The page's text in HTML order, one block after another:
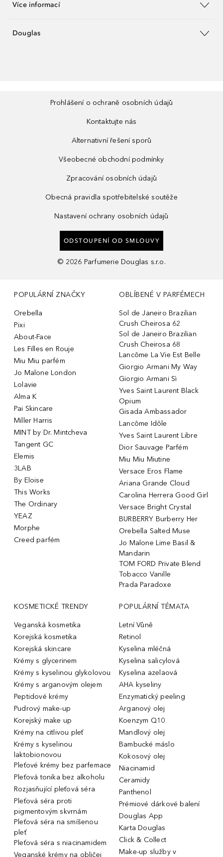
Více informací
Douglas
Prohlášení o ochraně osobních údajů
Kontaktujte nás
Alternativní řešení sporů
Všeobecné obchodní podmínky
Zpracování osobních údajů
Obecná pravidla spotřebitelské soutěže
Nastavení ochrany osobních údajů
ODSTOUPENÍ OD SMLOUVY
© 2026 Parfumerie Douglas s.r.o.
POPULÁRNÍ ZNAČKY
Orebella
Pixi
About-Face
Les Filles en Rouje
Miu Miu parfém
Jo Malone London
Lolavie
Alma K
Pai Skincare
Miller Harris
MINT by Dr. Mintcheva
Tangent GC
Elemis
3LAB
By Eloise
This Works
The Ordinary
YEAZ
Morphe
Creed parfém
OBLÍBENÉ V PARFÉMECH
Sol de Janeiro Brazilian
Crush Cheirosa 62
Sol de Janeiro Brazilian
Crush Cheirosa 68
Lancôme La Vie Est Belle
Giorgio Armani My Way
Giorgio Armani Sì
Yves Saint Laurent Black
Opium
Gisada Ambassador
Lancôme Idôle
Yves Saint Laurent Libre
Dior Sauvage Parfém
Miu Miu Miutine
Versace Eros Flame
Ariana Grande Cloud
Carolina Herrera Good Girl
Versace Bright Crystal
BURBERRY Burberry Her
Orebella Salted Muse
Jo Malone Lime Basil &
Mandarin
TOM FORD Private Blend
Tobacco Vanille
Prada Paradoxe
KOSMETICKÉ TRENDY
Veganská kosmetika
Korejská kosmetika
Korejská skincare
Krémy s glycerinem
Krémy s kyselinou glykolovou
Krémy s arganovým olejem
Peptidové krémy
Pudrový make-up
Korejský make up
Krémy na citlivou pleť
Krémy s kyselinou
laktobionovou
Pleťové krémy bez parfemace
Pleťová tonika bez alkoholu
Rozjasňující pleťová séra
Pleťová séra proti
pigmentovým skvrnám
Pleťová séra na smíšenou
pleť
Pleťová séra s niacinamidem
Veganské krémy na obličej
POPULÁRNÍ TÉMATA
Letní Vůně
Retinol
Kyselina mléčná
Kyselina salicylová
Kyselina azelaová
AHA kyseliny
Enzymatický peeling
Arganový olej
Koenzym Q10
Mandlový olej
Bambucké máslo
Kokosový olej
Niacinamid
Ceramidy
Panthenol
Prémiové dárkové balení
Douglas App
Karta Douglas
Click & Collect
Make-up služby v